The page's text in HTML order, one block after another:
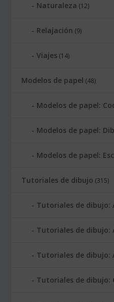
Naturaleza (12)
Relajación (9)
Viajes (14)
Modelos de papel (48)
Modelos de papel:
Modelos de papel:
Modelos de papel:
Tutoriales de dibujo (315)
Tutoriales de dibujo:
Tutoriales de dibujo:
Tutoriales de dibujo:
Tutoriales de dibujo: